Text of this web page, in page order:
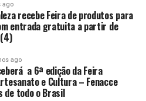
ago
recebe Feira de produtos para
entrada gratuita a partir de
ago
a 6ª edição da Feira
e Cultura – Fenacce
de todo o Brasil